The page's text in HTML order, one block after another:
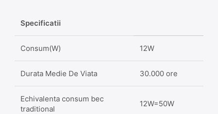
Specificatii
Consum(W) 12W
Durata Medie De Viata 30.000 ore
Echivalenta consum bec
traditional
12W=50W